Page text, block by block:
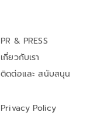
PR & PRESS
เกี่ยวกับเรา
ติดต่อและ สนับสนุน
Privacy Policy